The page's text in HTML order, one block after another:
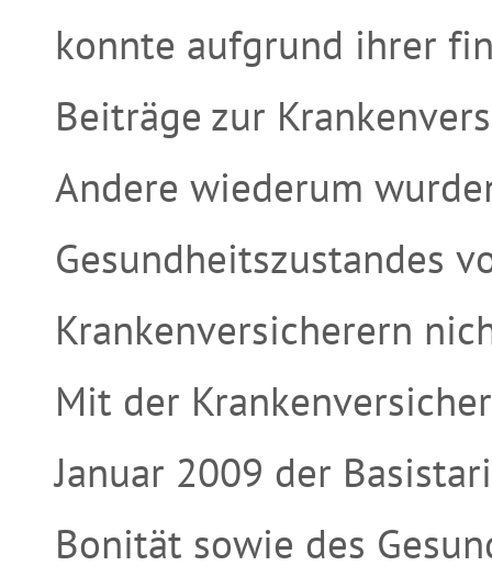
konnte aufgrund ihrer
Beiträge zur
Andere wiederum
Gesundheitszustandes
Krankenversicherern
Mit der
Januar 2009 der
Bonität sowie des